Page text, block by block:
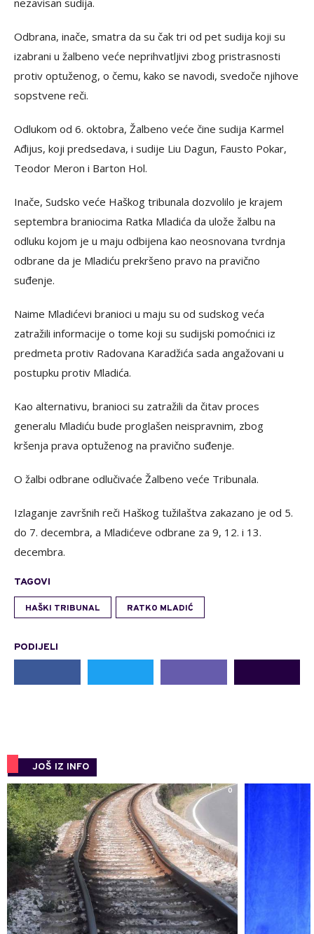
nezavisan sudija.
Odbrana, inače, smatra da su čak tri od pet sudija koji su
izabrani u žalbeno veće neprihvatljivi zbog pristrasnosti
protiv optuženog, o čemu, kako se navodi, svedoče njihove
sopstvene reči.
Odlukom od 6. oktobra, Žalbeno veće čine sudija Karmel
Ađijus, koji predsedava, i sudije Liu Dagun, Fausto Pokar,
Teodor Meron i Barton Hol.
Inače, Sudsko veće Haškog tribunala dozvolilo je krajem
septembra braniocima Ratka Mladića da ulože žalbu na
odluku kojom je u maju odbijena kao neosnovana tvrdnja
odbrane da je Mladiću prekršeno pravo na pravično
suđenje.
Naime Mladićevi branioci u maju su od sudskog veća
zatražili informacije o tome koji su sudijski pomoćnici iz
predmeta protiv Radovana Karadžića sada angažovani u
postupku protiv Mladića.
Kao alternativu, branioci su zatražili da čitav proces
generalu Mladiću bude proglašen neispravnim, zbog
kršenja prava optuženog na pravično suđenje.
O žalbi odbrane odlučivaće Žalbeno veće Tribunala.
Izlaganje završnih reči Haškog tužilaštva zakazano je od 5.
do 7. decembra, a Mladićeve odbrane za 9, 12. i 13.
decembra.
TAGOVI
HAŠKI TRIBUNAL RATKO MLADIĆ
PODIJELI
JOŠ IZ INFO
0